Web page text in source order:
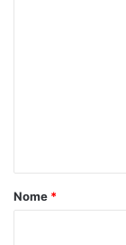
rNome *